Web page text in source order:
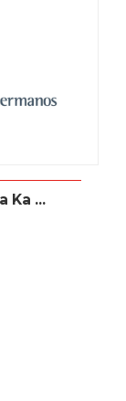
Ka ...